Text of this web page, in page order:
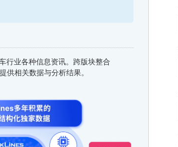
行业各种信息资讯。跨版块整合
供相关数据与分析结果。